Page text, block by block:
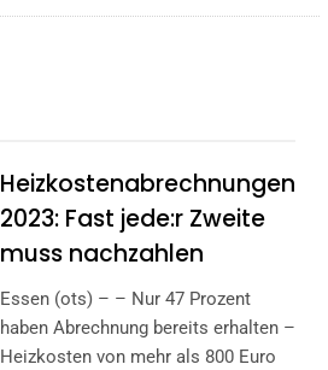
Heizkostenabrechnungen
2023: Fast jede:r Zweite
muss nachzahlen
Essen (ots) – – Nur 47 Prozent
haben Abrechnung bereits erhalten –
Heizkosten von mehr als 800 Euro